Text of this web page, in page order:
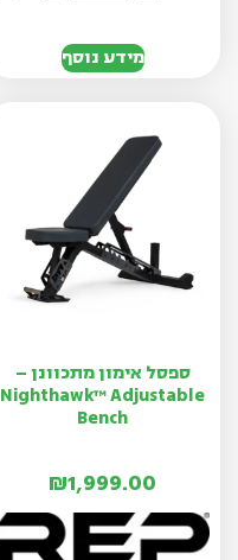
מידע נוסף
ספסל אימון מתכוונן –
Nighthawk™ Adjustable
Bench
₪1,999.00